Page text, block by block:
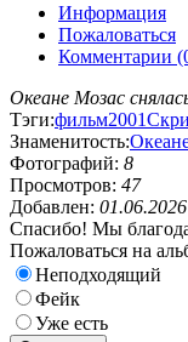
Информация
Пожаловаться
Комментарии
Океане Мозас
Тэги:фильм2001
Знаменитость:
Фотографий: 8
Просмотров: 47
Добавлен: 01.06.2026
Спасибо! Мы
Пожаловаться на
Неподходящий
Фейк
Уже есть